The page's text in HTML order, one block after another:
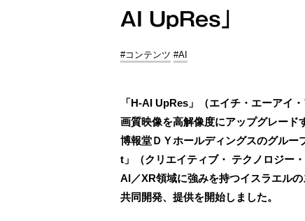
AI UpRes」
#コンテンツ #AI
「H-AI UpRes」（エイチ・エーアイ
画質映像を高解像度にアップグレード
博報堂ＤＹホールディングスのグル
t」（クリエイティブ・ テクノロジー
AI／XR領域に強みを持つイスラエル
共同開発、提供を開始しました。